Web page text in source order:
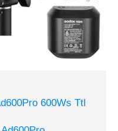
600Ws Ttl